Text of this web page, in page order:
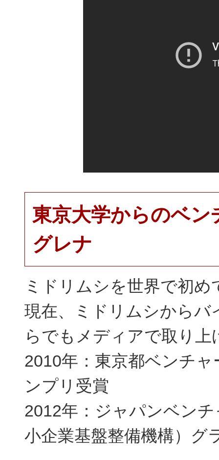
東京大学からのベン
グレナ
ミドリムシを世界で初
現在、ミドリムシからバ
らでもメディアで取り
2010年：東京都ベンチ
ンプリ受賞
2012年：ジャパンベン
小企業基盤整備機構）グ